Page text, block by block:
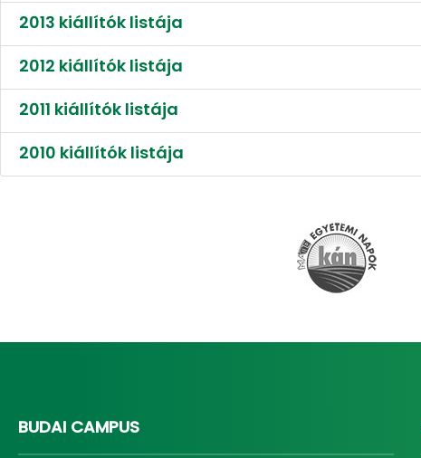
2013 kiállítók listája
2012 kiállítók listája
2011 kiállítók listája
2010 kiállítók listája
BUDAI CAMPUS